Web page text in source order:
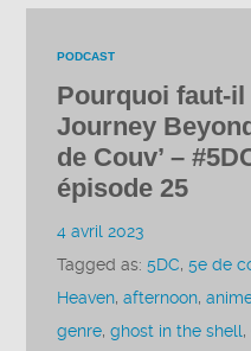
PODCAST
Pourquoi faut-
Journey
de Couv’ –
épisode 25
4 avril 2023
Tagged as:5DC,5e de
Heaven,afternoon,
genre,ghost in the shell,